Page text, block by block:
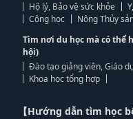
Hộ lý, Bảo vệ sức khỏe
Công học
Nông Thủy
Tìm nơi du học mà có thể
hội)
Đào tạo giảng viên, Giáo
Khoa học tổng hợp
【Hướng dẫn tìm học